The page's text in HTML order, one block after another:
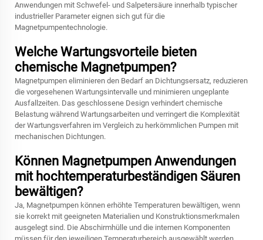
Anwendungen mit Schwefel- und Salpetersäure innerhalb typischer
industrieller Parameter eignen sich gut für die
Magnetpumpentechnologie.
Welche Wartungsvorteile bieten
chemische Magnetpumpen?
Magnetpumpen eliminieren den Bedarf an Dichtungsersatz, reduzieren
die vorgesehenen Wartungsintervalle und minimieren ungeplante
Ausfallzeiten. Das geschlossene Design verhindert chemische
Belastung während Wartungsarbeiten und verringert die Komplexität
der Wartungsverfahren im Vergleich zu herkömmlichen Pumpen mit
mechanischen Dichtungen.
Können Magnetpumpen Anwendungen
mit hochtemperaturbeständigen Säuren
bewältigen?
Ja, Magnetpumpen können erhöhte Temperaturen bewältigen, wenn
sie korrekt mit geeigneten Materialien und Konstruktionsmerkmalen
ausgelegt sind. Die Abschirmhülle und die internen Komponenten